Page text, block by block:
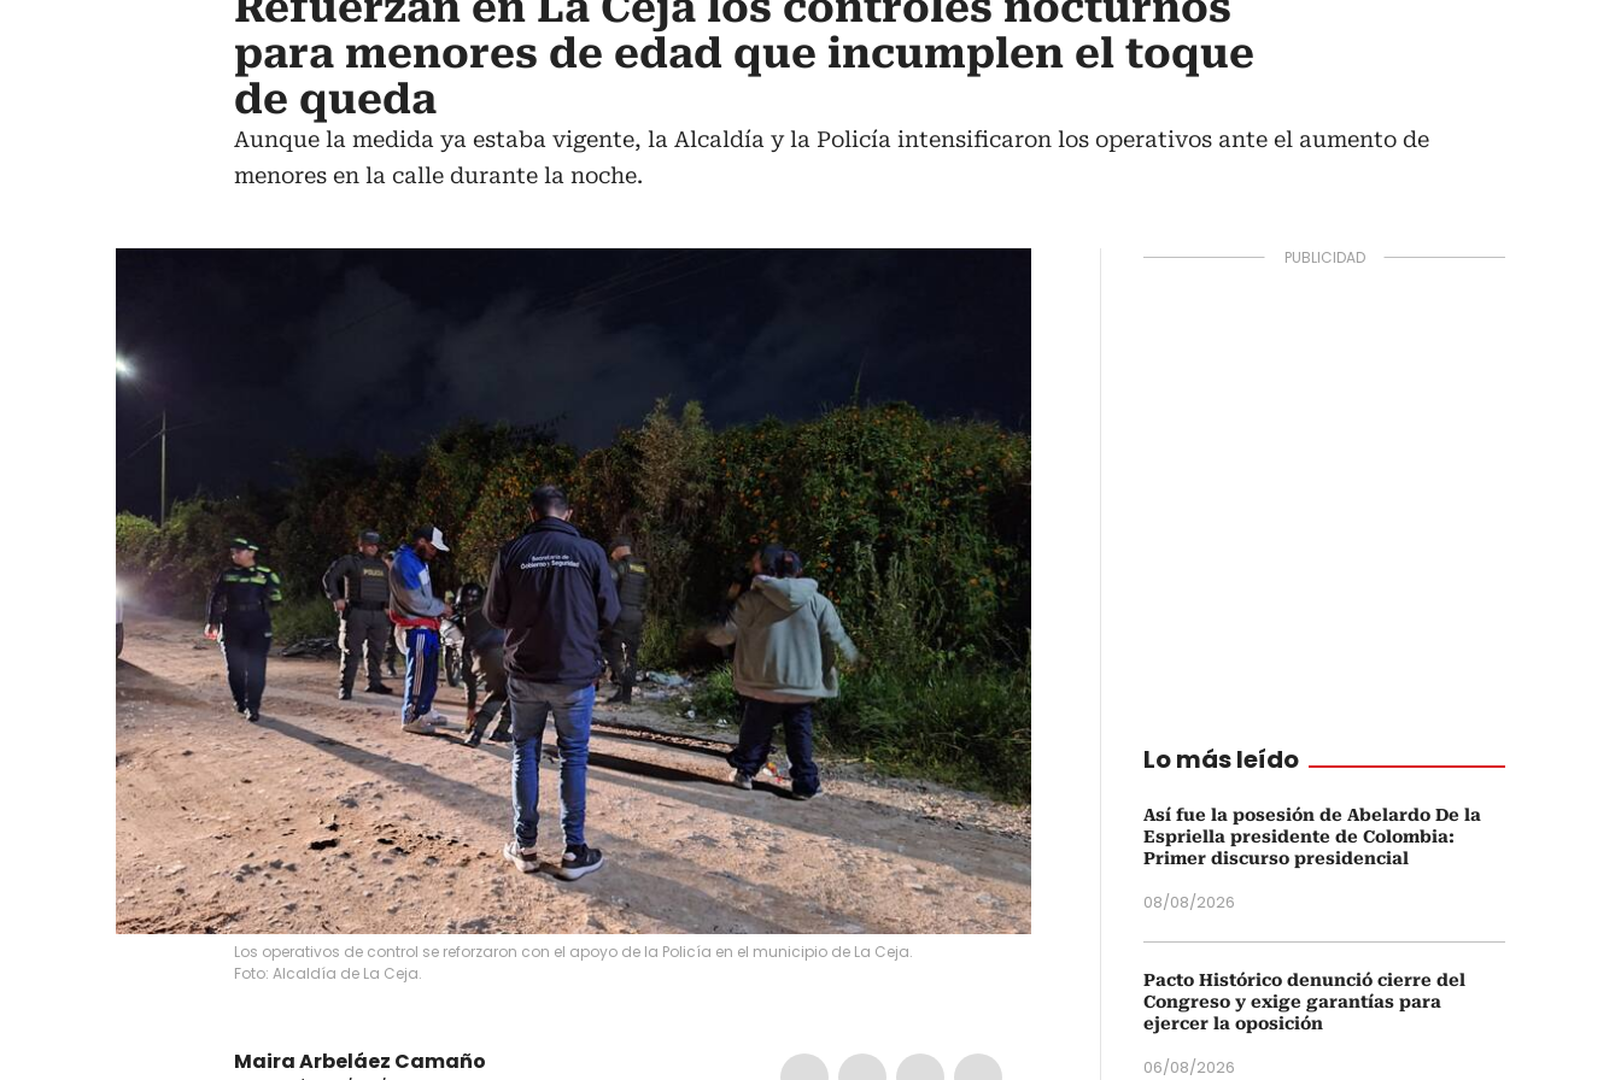
para menores de edad que incumplen el toque
de queda
Aunque la medida ya estaba vigente, la Alcaldía y la Policía intensificaron los operativos ante el aumento de
menores en la calle durante la noche.
Los operativos de control se reforzaron con el apoyo de la Policía en el municipio de La Ceja.
Foto: Alcaldía de La Ceja.
Maira Arbeláez Camaño
Lo más leído
Así fue la posesión de Abelardo De la
Espriella presidente de Colombia:
Primer discurso presidencial
08/08/2026
Pacto Histórico denunció cierre del
Congreso y exige garantías para
ejercer la oposición
06/08/2026